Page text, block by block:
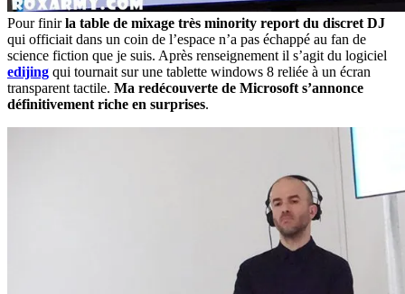
Pour finirla table de mixage très minority report du discret DJ
qui officiait dans un coin de l’espace n’a pas échappé au fan de
science fiction que je suis. Après renseignement il s’agit du logiciel
edijing qui tournait sur une tablette windows 8 reliée à un écran
transparent tactile. Ma redécouverte de Microsoft s’annonce
définitivement riche en surprises.